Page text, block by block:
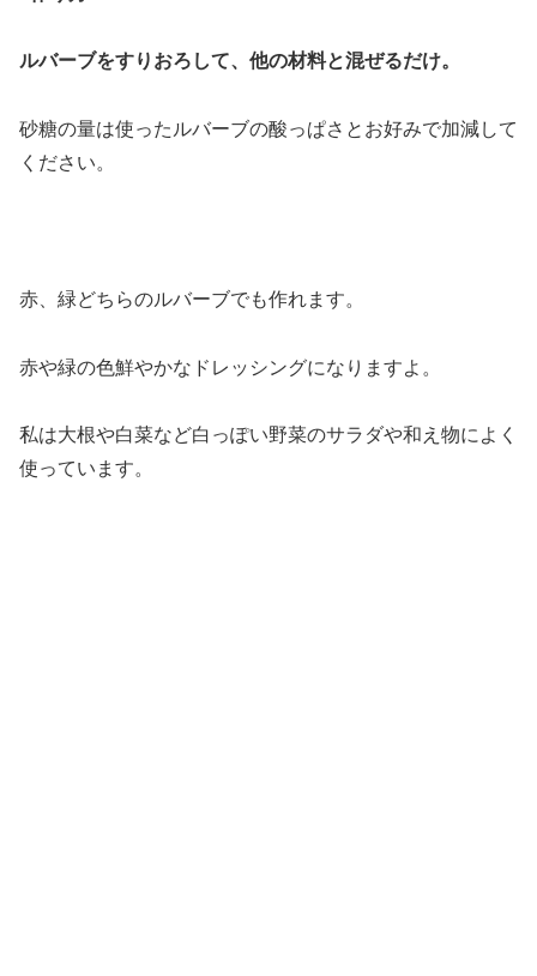
ルバーブをすりおろして、他の材料と混ぜるだけ。
砂糖の量は使ったルバーブの酸っぱさとお好みで加減して
ください。
赤、緑どちらのルバーブでも作れます。
赤や緑の色鮮やかなドレッシングになりますよ。
私は大根や白菜など白っぽい野菜のサラダや和え物によく
使っています。